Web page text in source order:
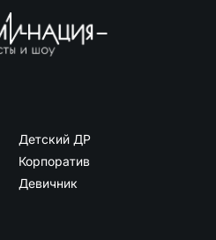
Детский ДР
Корпоратив
Девичник